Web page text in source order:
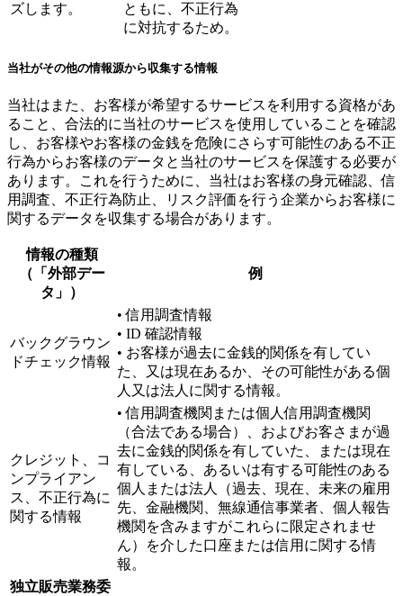
ズします。
ともに、不正行為
に対抗するため。
当社がその他の情報源から収集する情報
当社はまた、お客様が希望するサービスを利用する資格があ
ること、合法的に当社のサービスを使用していることを確認
し、お客様やお客様の金銭を危険にさらす可能性のある不正
行為からお客様のデータと当社のサービスを保護する必要が
あります。これを行うために、当社はお客様の身元確認、信
用調査、不正行為防止、リスク評価を行う企業からお客様に
関するデータを収集する場合があります。
情報の種類
（「外部デー
タ」）
例
バックグラウン
ドチェック情報
• 信用調査情報
• ID 確認情報
• お客様が過去に金銭的関係を有してい
た、又は現在あるか、その可能性がある個
人又は法人に関する情報。
クレジット、コ
ンプライアン
ス、不正行為に
関する情報
• 信用調査機関または個人信用調査機関
（合法である場合）、およびお客さまが過
去に金銭的関係を有していた、または現在
有している、あるいは有する可能性のある
個人または法人（過去、現在、未来の雇用
先、金融機関、無線通信事業者、個人報告
機関を含みますがこれらに限定されませ
ん）を介した口座または信用に関する情
報。
独立販売業務委